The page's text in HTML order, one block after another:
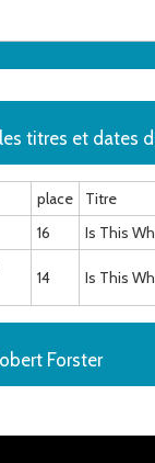
les titres et dates
place
Titre
16
Is This
14 Is This
Forster